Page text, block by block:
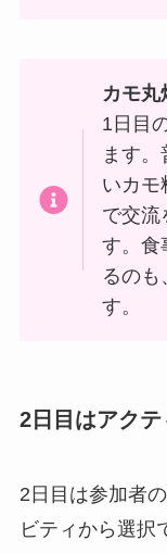
カモ
1日目
ます
いカモ
で交流
す。食
るのも
す。
2日目はアクテ
2日目は参加者
ビティから選択